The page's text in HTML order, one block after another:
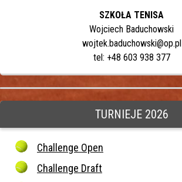
SZKOŁA TENISA
Wojciech Baduchowski
wojtek.baduchowski@op.pl
tel: +48 603 938 377
TURNIEJE 2026
Challenge Open
Challenge Draft